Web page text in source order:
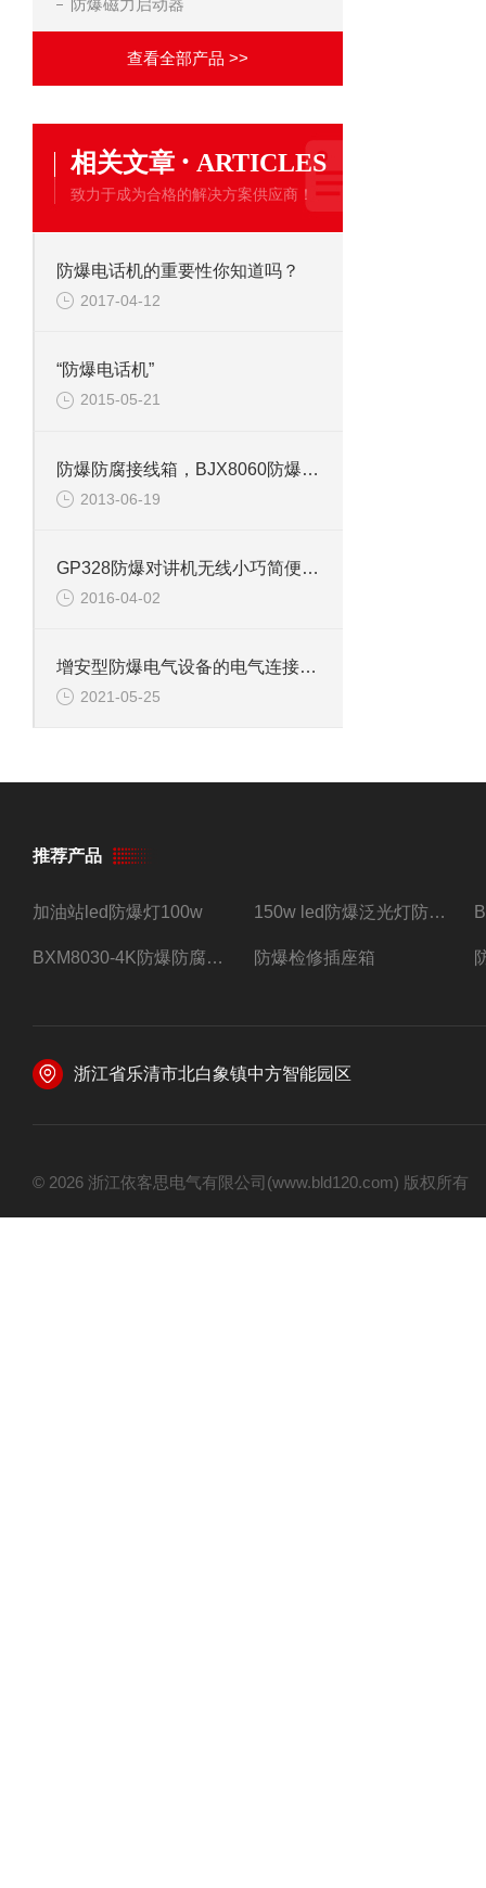
防爆磁力启动器
查看全部产品 >>
相关文章 · ARTICLES
致力于成为合格的解决方案供应商！
防爆电话机的重要性你知道吗？
2017-04-12
“防爆电话机”
2015-05-21
防爆防腐接线箱，BJX8060防爆接线箱
2013-06-19
GP328防爆对讲机无线小巧简便通话器带充电器
2016-04-02
增安型防爆电气设备的电气连接件连接方法——软钎焊的技术要求
2021-05-25
推荐产品
加油站led防爆灯100w 150w led防爆泛光灯防水防尘防爆三防灯
BXM8030-4K防爆防腐照明配电箱四路带总开关 防爆检修插座箱
浙江省乐清市北白象镇中方智能园区
© 2026 浙江依客思电气有限公司(www.bld120.com) 版权所有